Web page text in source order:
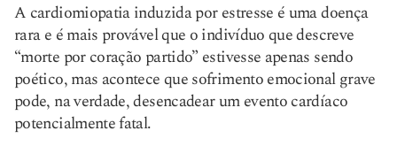
A cardiomiopatia induzida por estresse é uma doença
rara e é mais provável que o indivíduo que descreve
“morte por coração partido” estivesse apenas sendo
poético, mas acontece que sofrimento emocional grave
pode, na verdade, desencadear um evento cardíaco
potencialmente fatal.